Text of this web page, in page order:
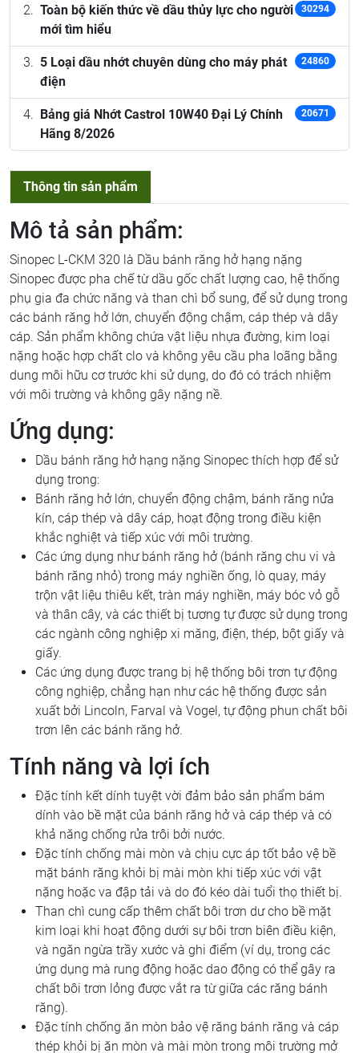
Toàn bộ kiến thức về dầu thủy lực cho người
mới tìm hiểu
30294
5 Loại dầu nhớt chuyên dùng cho máy phát
điện
24860
Bảng giá Nhớt Castrol 10W40 Đại Lý Chính
Hãng 8/2026
20671
Thông tin sản phẩm
Mô tả sản phẩm:
Sinopec L-CKM 320 là Dầu bánh răng hở hạng nặng
Sinopec được pha chế từ dầu gốc chất lượng cao, hệ thống
phụ gia đa chức năng và than chì bổ sung, để sử dụng trong
các bánh răng hở lớn, chuyển động chậm, cáp thép và dây
cáp. Sản phẩm không chứa vật liệu nhựa đường, kim loại
nặng hoặc hợp chất clo và không yêu cầu pha loãng bằng
dung môi hữu cơ trước khi sử dụng, do đó có trách nhiệm
với môi trường và không gây nặng nề.
Ứng dụng:
Dầu bánh răng hở hạng nặng Sinopec thích hợp để sử
dụng trong:
Bánh răng hở lớn, chuyển động chậm, bánh răng nửa
kín, cáp thép và dây cáp, hoạt động trong điều kiện
khắc nghiệt và tiếp xúc với môi trường.
Các ứng dụng như bánh răng hở (bánh răng chu vi và
bánh răng nhỏ) trong máy nghiền ống, lò quay, máy
trộn vật liệu thiêu kết, tràn máy nghiền, máy bóc vỏ gỗ
và thân cây, và các thiết bị tương tự được sử dụng trong
các ngành công nghiệp xi măng, điện, thép, bột giấy và
giấy.
Các ứng dụng được trang bị hệ thống bôi trơn tự động
công nghiệp, chẳng hạn như các hệ thống được sản
xuất bởi Lincoln, Farval và Vogel, tự động phun chất bôi
trơn lên các bánh răng hở.
Tính năng và lợi ích
Đặc tính kết dính tuyệt vời đảm bảo sản phẩm bám
dính vào bề mặt của bánh răng hở và cáp thép và có
khả năng chống rửa trôi bởi nước.
Đặc tính chống mài mòn và chịu cực áp tốt bảo vệ bề
mặt bánh răng khỏi bị mài mòn khi tiếp xúc với vật
nặng hoặc va đập tải và do đó kéo dài tuổi thọ thiết bị.
Than chì cung cấp thêm chất bôi trơn dư cho bề mặt
kim loại khi hoạt động dưới sự bôi trơn biên điều kiện,
và ngăn ngừa trầy xước và ghi điểm (ví dụ, trong các
ứng dụng mà rung động hoặc dao động có thể gây ra
chất bôi trơn lỏng được vắt ra từ giữa các răng bánh
răng).
Đặc tính chống ăn mòn bảo vệ răng bánh răng và cáp
thép khỏi bị ăn mòn và mài mòn trong môi trường mở